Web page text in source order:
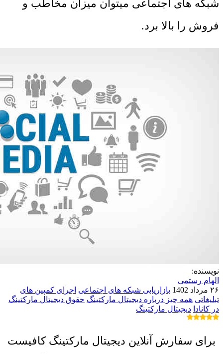
شبکه های اجتماعی میتوان میزان مخاطب و
فروش را بالا برد.
نویسنده:
الهام رستمی
۲۶ مرداد 1402
بازاریابی شبکه های اجتماعی اجرای کمپین های
تبلیغاتی همه چیز درباره دیجیتال مارکتینگ حقوق دیجیتال مارکتینگ
در کانادا دیجیتال مارکتینگ
برای سفارش آنلاین دیجیتال مارکتینگ کافیست